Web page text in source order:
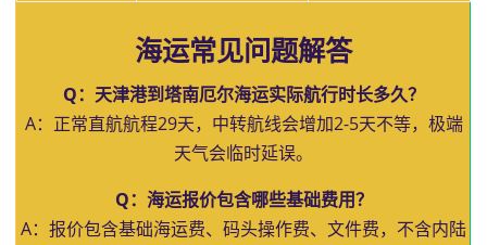
海运常见问题解答
Q：天津港到塔南厄尔海运实际航行时长多久？
A：正常直航航程29天，中转航线会增加2-5天不等，极端
天气会临时延误。
Q：海运报价包含哪些基础费用？
A：报价包含基础海运费、码头操作费、文件费，不含内陆